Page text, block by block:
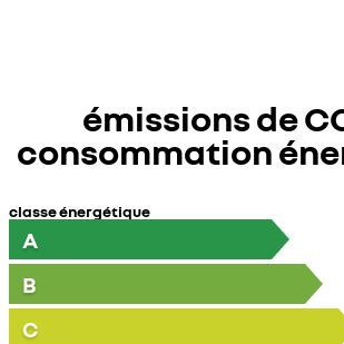
émissions de
consommation
classe énergétique
A
B
C